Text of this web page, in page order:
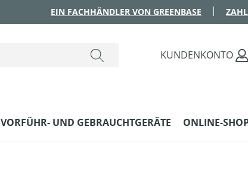
EIN FACHHÄNDLER VON GREENBASE
KUNDENKONTO
VORFÜHR- UND GEBRAUCHTGERÄTE ONLINE-